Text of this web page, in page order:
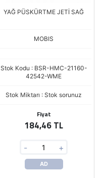
YAĞ PÜSKÜRTME JETİ SAĞ
MOBIS
Stok Kodu : BSR-HMC-21160-
42542-WME
Stok Miktarı : Stok sorunuz
Fiyat
184,46 TL
- +
AD